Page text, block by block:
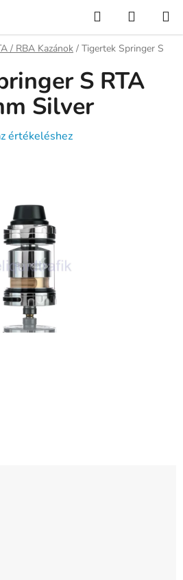
KeresésKOSÁR
/ RBA Kazánok / Tigertek Springer S
S RTA
Silver
értékeléshez